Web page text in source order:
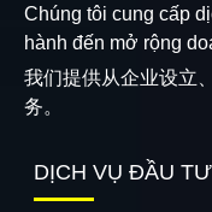
Chúng tôi cung cấp
hành đến mở rộng
我们提供从企业设立
务。
DỊCH VỤ ĐẦU